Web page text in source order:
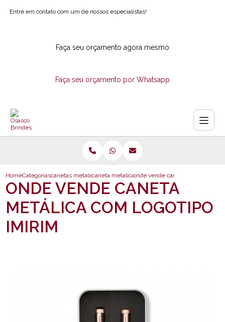
Entre em contato com um de nossos especialistas!
Faça seu orçamento agora mesmo
Faça seu orçamento por Whatsapp
HomeCategoriascanetas metalicascaneta metalica personalizada com logotipo
onde vende caneta metalica
ONDE VENDE CANETA
METÁLICA COM LOGOTIPO
IMIRIM